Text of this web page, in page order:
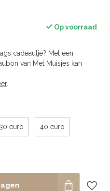
Op voorraad
cadeautje? Met een
van Met Muisjes kan
.
30 euro 40 euro